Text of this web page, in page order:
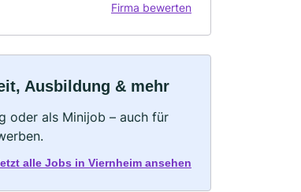
Firma bewerten
Ausbildung & mehr
oder als Minijob – auch für
alle Jobs in Viernheim ansehen